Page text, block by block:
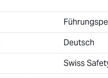
Deutsch
Swiss